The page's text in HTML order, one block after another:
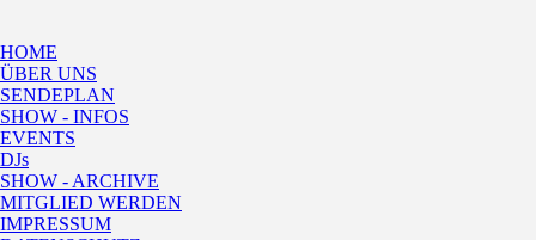
HOME
ÜBER UNS
SENDEPLAN
SHOW - INFOS
EVENTS
DJs
SHOW - ARCHIVE
MITGLIED WERDEN
IMPRESSUM